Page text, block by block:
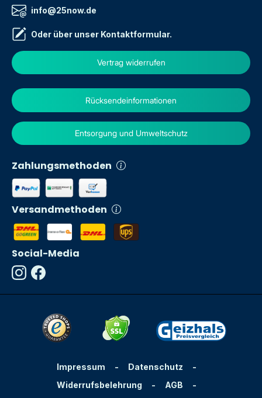
info@25now.de
Oder über unser Kontaktformular.
Vertrag widerrufen
Zahlungsmethoden
Versandmethoden
Rücksendeinformationen
Entsorgung und Umweltschutz
Social-Media
Impressum - Datenschutz
-
Widerrufsbelehrung
- AGB -